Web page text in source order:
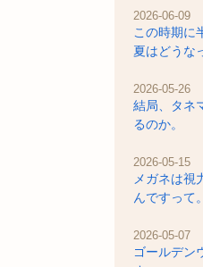
2026-06-09
この時期に
夏はどうな
2026-05-26
結局、タネ
るのか。
2026-05-15
メガネは視
んですって。
2026-05-07
ゴールデン